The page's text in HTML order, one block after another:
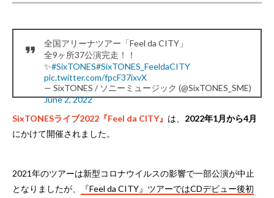
全国アリーナツアー「Feel da CITY」
全9ヶ所37公演完走！！
✨#SixTONES#SixTONES_FeeldaCITY
pic.twitter.com/fpcF37ixvX
— SixTONES / ソニーミュージック (@SixTONES_SME)
June 2, 2022
SixTONESライブ2022『Feel da CITY』 は、 2022年1月から4月
にかけて開催されました。
2021年のツアーは新型コロナウイルスの影響で一部公演が中止
となりましたが、
『Feel da CITY』ツアーではCDデビュー後初